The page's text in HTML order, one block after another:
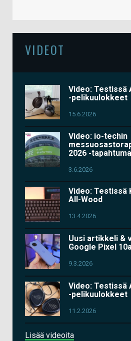
VIDEOT
Video: Testissä
-pelikuulokkeet
15.6.2026
Video: io-techin
2026 -
3.6.2026
Video: Testissä
All-Wood
13.4.2026
Uusi artikkeli &
Google Pixel
9.3.2026
Video: Testissä
-pelikuulokkeet
11.2.2026
Lisää videoita